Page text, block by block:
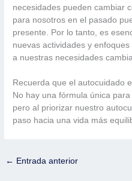
necesidades pueden cambiar
para nosotros en el pasado
presente. Por lo tanto, es
nuevas actividades y
a nuestras necesidades
Recuerda que el autocuidado
No hay una fórmula única
pero al priorizar nuestro
paso hacia una vida más
← Entrada anterior